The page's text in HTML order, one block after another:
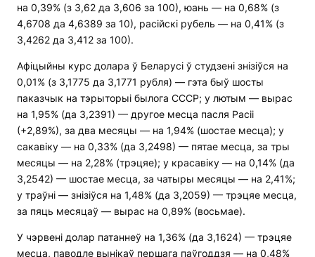
на 0,39% (з 3,62 да 3,606 за 100), юань — на 0,68% (з
4,6708 да 4,6389 за 10), расійскі рубель — на 0,41% (з
3,4262 да 3,412 за 100).
Афіцыйны курс долара ў Беларусі ў студзені знізіўся на
0,01% (з 3,1775 да 3,1771 рубля) — гэта быў шосты
паказчык на тэрыторыі былога СССР; у лютым — вырас
на 1,95% (да 3,2391) — другое месца пасля Расіі
(+2,89%), за два месяцы — на 1,94% (шостае месца); у
сакавіку — на 0,33% (да 3,2498) — пятае месца, за тры
месяцы — на 2,28% (трэцяе); у красавіку — на 0,14% (да
3,2542) — шостае месца, за чатыры месяцы — на 2,41%;
у траўні — знізіўся на 1,48% (да 3,2059) — трэцяе месца,
за пяць месяцаў — вырас на 0,89% (восьмае).
У чэрвені долар патаннеў на 1,36% (да 3,1624) — трэцяе
месца, паводле вынікаў першага паўгоддзя — на 0,48%